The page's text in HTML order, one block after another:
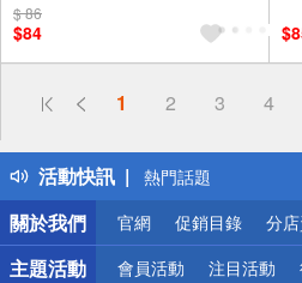
贈$200
$ 86
$84
1 2 3 4
活動快訊
偏遠地區配送
得獎公告
熱門話題
銀行優惠
偏遠地區配送
詐騙網頁！請小心！
關於我們
官網 促銷目錄 分
主題活動 會員活動 注目活動